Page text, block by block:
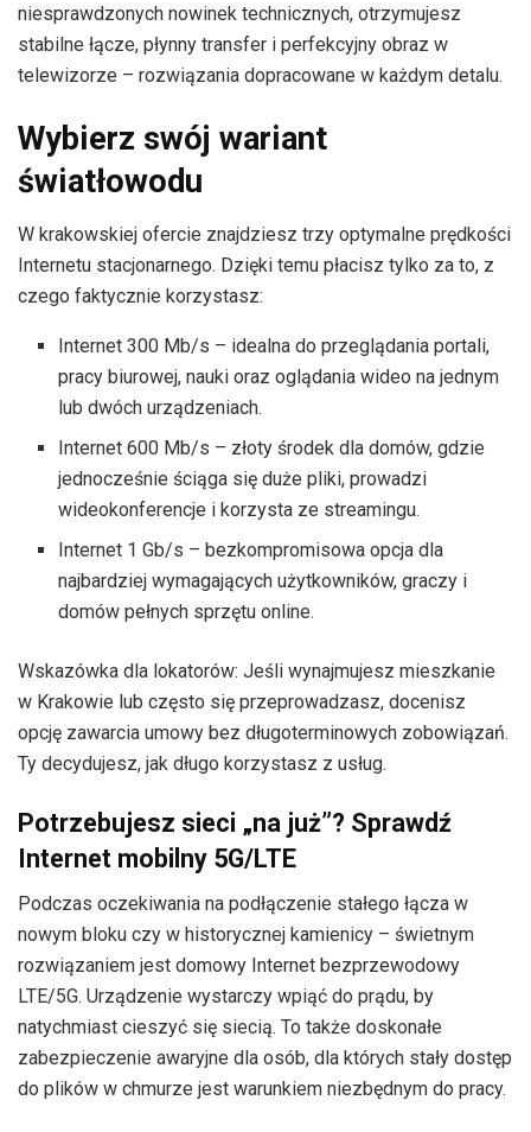
niesprawdzonych nowinek technicznych, otrzymujesz
stabilne łącze, płynny transfer i perfekcyjny obraz w
telewizorze – rozwiązania dopracowane w każdym detalu.
Wybierz swój wariant
światłowodu
W krakowskiej ofercie znajdziesz trzy optymalne prędkości
Internetu stacjonarnego. Dzięki temu płacisz tylko za to, z
czego faktycznie korzystasz:
Internet 300 Mb/s – idealna do przeglądania portali,
pracy biurowej, nauki oraz oglądania wideo na jednym
lub dwóch urządzeniach.
Internet 600 Mb/s – złoty środek dla domów, gdzie
jednocześnie ściąga się duże pliki, prowadzi
wideokonferencje i korzysta ze streamingu.
Internet 1 Gb/s – bezkompromisowa opcja dla
najbardziej wymagających użytkowników, graczy i
domów pełnych sprzętu online.
Wskazówka dla lokatorów: Jeśli wynajmujesz mieszkanie
w Krakowie lub często się przeprowadzasz, docenisz
opcję zawarcia umowy bez długoterminowych zobowiązań.
Ty decydujesz, jak długo korzystasz z usług.
Potrzebujesz sieci „na już”? Sprawdź
Internet mobilny 5G/LTE
Podczas oczekiwania na podłączenie stałego łącza w
nowym bloku czy w historycznej kamienicy – świetnym
rozwiązaniem jest domowy Internet bezprzewodowy
LTE/5G. Urządzenie wystarczy wpiąć do prądu, by
natychmiast cieszyć się siecią. To także doskonałe
zabezpieczenie awaryjne dla osób, dla których stały dostęp
do plików w chmurze jest warunkiem niezbędnym do pracy.